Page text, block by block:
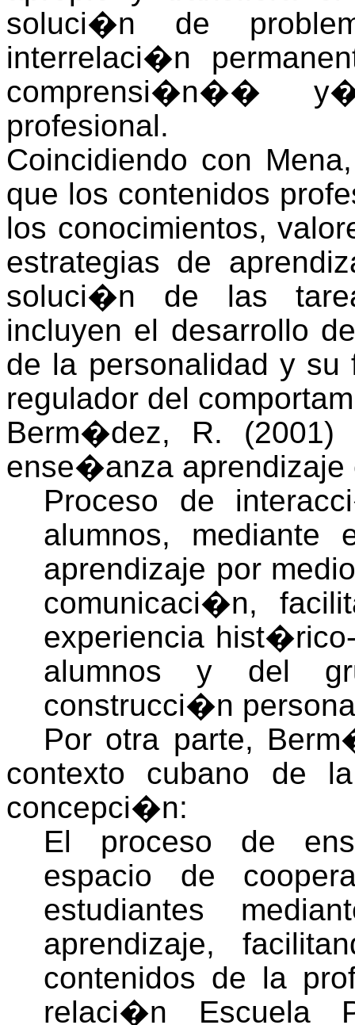
soluci�n de
interrelaci�n
comprensi�n��y
profesional.
Coincidiendo con
que los contenidos
los conocimientos,
estrategias de
soluci�n de las
incluyen el desarrollo
de la personalidad y su
regulador del
Berm�dez, R.
ense�anza aprendizaje
Proceso de
alumnos,
aprendizaje por
comunicaci�n,
experiencia
alumnos y del
construcci�n
Por otra parte,
contexto cubano de
concepci�n:
El proceso de
espacio de
estudiantes
aprendizaje,
contenidos de la
relaci�n Escuela